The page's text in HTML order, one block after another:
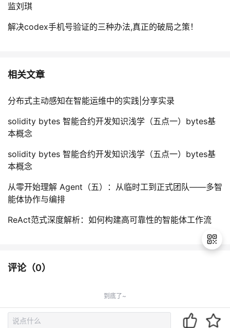
监刘琪
解决codex手机号验证的三种办法,真正的破局之策！
相关文章
分布式主动感知在智能运维中的实践|分享实录
solidity bytes 智能合约开发知识浅学（五点一）bytes基
本概念
solidity bytes 智能合约开发知识浅学（五点一）bytes基
本概念
从零开始理解 Agent（五）：从临时工到正式团队——多智
能体协作与编排
ReAct范式深度解析：如何构建高可靠性的智能体工作流
评论（0）
到底了~